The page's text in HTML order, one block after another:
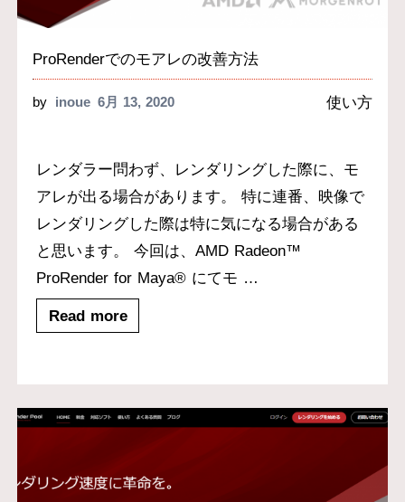
ProRenderでのモアレの改善方法
by inoue 6月 13, 2020 使い方
レンダラー問わず、レンダリングした際に、モ
アレが出る場合があります。 特に連番、映像で
レンダリングした際は特に気になる場合がある
と思います。 今回は、AMD Radeon™
ProRender for Maya® にてモ …
Read more